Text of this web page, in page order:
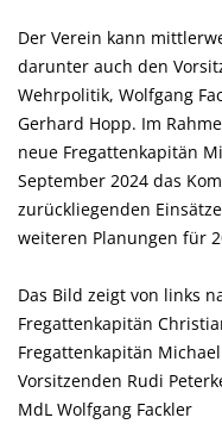
Der Verein kann
darunter auch den
Wehrpolitik, Wolfgang
Gerhard Hopp. Im
neue Fregattenkapitän
September 2024 das
zurückliegenden
weiteren Planungen für
Das Bild zeigt von links
Fregattenkapitän
Fregattenkapitän
Vorsitzenden Rudi
MdL Wolfgang Fackler